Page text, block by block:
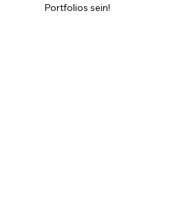
Portfolios sein!